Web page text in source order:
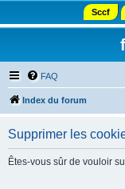
Sccf
FAQ
Index du forum
Supprimer les
Êtes-vous sûr de vouloir